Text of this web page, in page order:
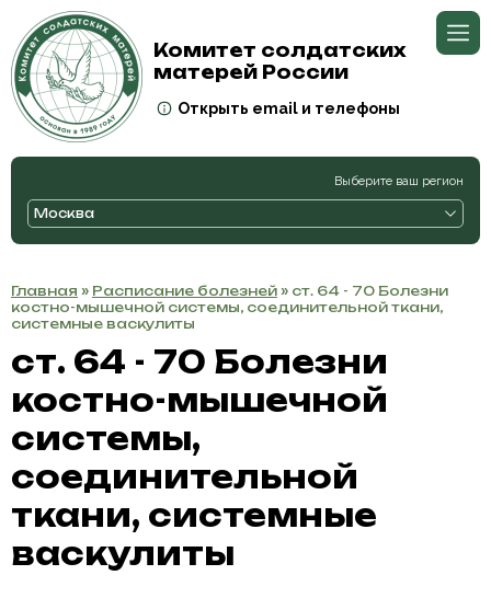
Комитет солдатских
матерей России
Открыть email и телефоны
Выберите ваш регион
Москва
Главная » Расписание болезней » ст. 64 - 70 Болезни
костно-мышечной системы, соединительной ткани,
системные васкулиты
ст. 64 - 70 Болезни
костно-мышечной
системы,
соединительной
ткани, системные
васкулиты